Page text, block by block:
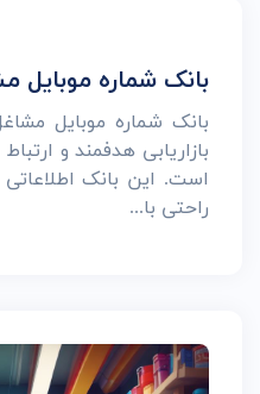
بانک شماره موبایل
بانک شماره موبایل
بازاریابی هدفمند و
است. این بانک
راحتی با...